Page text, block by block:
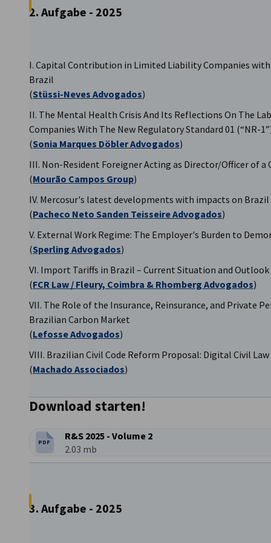
2. Aufgabe - 2025
I. Capital Contribution in Limited Liability Companies
Brazil
(Stüssi-Neves Advogados)
II. The Mental Health Crisis And Its Reflections On The
Companies With The New Regulatory Standard 01 (“NR-
(Sonia Marques Döbler Advogados)
III. Non-Resident Foreigner Acting as Director/Officer of a
(Mourão Campos Group)
IV. Mercosur's latest developments with impacts on Brazil
(Pacheco Neto Sanden Teisseire Advogados)
V. External Work Regime: The Employer's Burden to
(Sperling Advogados)
VI. Import Tariffs in Brazil – Current Situation and Outlook
(FCR Law / Fleury, Coimbra & Rhomberg Advogados)
VII. The Role of the Insurance, Reinsurance, and Private
Brazilian Carbon Market
(Lefosse Advogados)
VIII. Brazilian Civil Code Reform Proposal: Digital Civil Law
(Machado Associados)
Download starten!
DATEITYP:
PDF
R&S 2025 - Volume 2
Dateigröße:
2.03 mb
3. Aufgabe - 2025